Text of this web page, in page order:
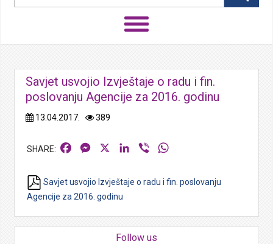
Savjet usvojio Izvještaje o radu i fin.
poslovanju Agencije za 2016. godinu
13.04.2017. 389
FacebookMessengerLinkedIn
Viber
Savjet usvojio Izvještaje o radu i fin. poslovanju
Agencije za 2016. godinu
Follow us